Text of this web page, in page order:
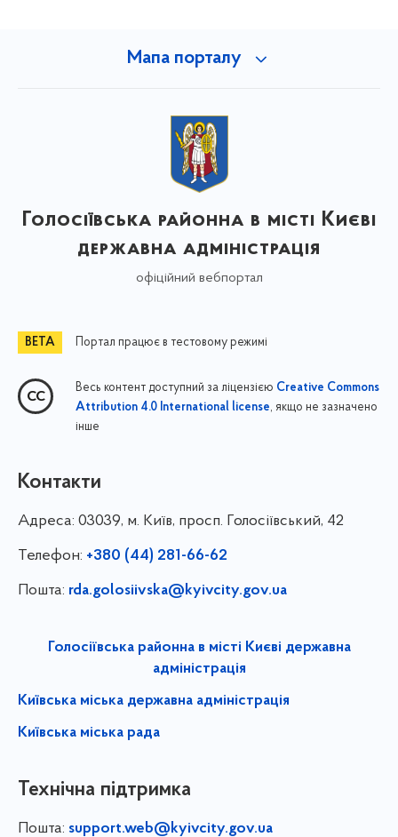
Мапа порталу
Голосіївська районна в місті Києві
державна адміністрація
офіційний вебпортал
Портал працює в тестовому режимі
Весь контент доступний за ліцензією Creative Commons
Attribution 4.0 International license, якщо не зазначено
інше
Контакти
Адреса: 03039, м. Київ, просп. Голосіївський, 42
Телефон: +380 (44) 281-66-62
Пошта: rda.golosiivska@kyivcity.gov.ua
Голосіївська районна в місті Києві державна
адміністрація
Київська міська державна адміністрація
Київська міська рада
Технічна підтримка
Пошта: support.web@kyivcity.gov.ua